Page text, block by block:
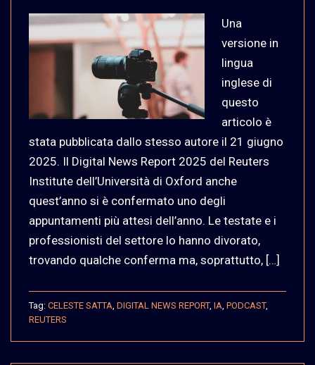
Una
versione in
lingua
inglese di
questo
articolo è
stata pubblicata dallo stesso autore il 21 giugno
2025. Il Digital News Report 2025 del Reuters
Institute dell’Università di Oxford anche
quest’anno si è confermato uno degli
appuntamenti più attesi dell’anno. Le testate e i
professionisti del settore lo hanno divorato,
trovando qualche conferma ma, soprattutto, […]
Tag: CELESTE SATTA DIGITAL NEWS REPORT, IA PODCAST,
REUTERS